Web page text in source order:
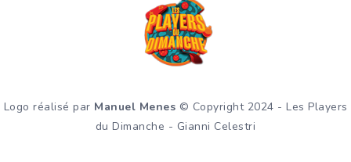
Logo réalisé par Manuel Menes © Copyright 2024 - Les Players
du Dimanche - Gianni Celestri